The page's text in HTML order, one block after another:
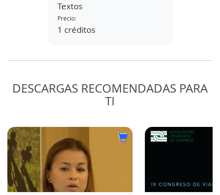
Textos
Precio:
1 créditos
DEL
DESCARGAS RECOMENDADAS PARA
TI